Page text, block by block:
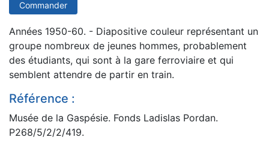
Commander
Années 1950-60. - Diapositive couleur représentant un
groupe nombreux de jeunes hommes, probablement
des étudiants, qui sont à la gare ferroviaire et qui
semblent attendre de partir en train.
Référence :
Musée de la Gaspésie. Fonds Ladislas Pordan.
P268/5/2/2/419.